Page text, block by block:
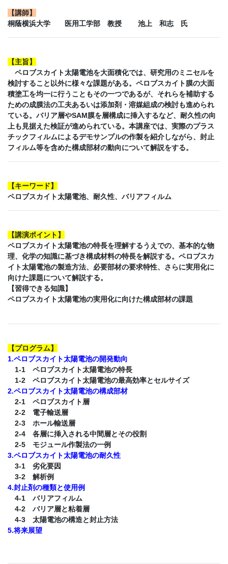
【講師】
桐蔭横浜大学 医用工学部 教授 池上 和志 氏
【主旨】
ペロブスカイト太陽電池を大面積化では、研究用のミニセルを
検討すること以外に様々な課題がある。ペロブスカイト膜の大面
積塗工を均一に行うこともその一つであるが、それらを補助する
ための成膜法の工夫あるいは添加剤・溶媒組成の検討も進められ
ている。バリア層やSAM膜を層構成に挿入するなど、耐久性の向
上も見据えた検証が進められている。本講座では、実際のプラス
チックフィルムによるデモサンプルの作製を紹介しながら、封止
フィルム等を含めた構成部材の動向について解説をする。
【キーワード】
ペロブスカイト太陽電池、耐久性、バリアフィルム
【講演ポイント】
ペロブスカイト太陽電池の特長を理解するうえでの、基本的な物
理、化学の知識に基づき構成材料の特長を解説する。ペロブスカ
イト太陽電池の製造方法、必要部材の要求特性、さらに実用化に
向けた課題について解説する。
【習得できる知識】
ペロブスカイト太陽電池の実用化に向けた構成部材の課題
【プログラム】
1.ペロブスカイト太陽電池の開発動向
1-1 ペロブスカイト太陽電池の特長
1-2 ペロブスカイト太陽電池の最高効率とセルサイズ
2.ペロブスカイト太陽電池の構成部材
2-1 ペロブスカイト層
2-2 電子輸送層
2-3 ホール輸送層
2-4 各層に挿入される中間層とその役割
2-5 モジュール作製法の一例
3.ペロブスカイト太陽電池の耐久性
3-1 劣化要因
3-2 解析例
4.封止剤の種類と使用例
4-1 バリアフィルム
4-2 バリア層と粘着層
4-3 太陽電池の構造と封止方法
5.将来展望